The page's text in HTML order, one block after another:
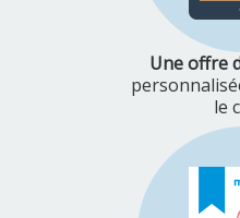
Une offre
le